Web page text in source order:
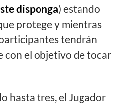
disponga) estando
protege y mientras
tendrán
con el objetivo de tocar
hasta tres, el Jugador